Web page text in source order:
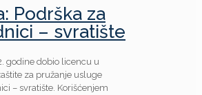
Podrška za
– svratište
godine dobio licencu u
za pružanje usluge
– svratište. Korišćenjem